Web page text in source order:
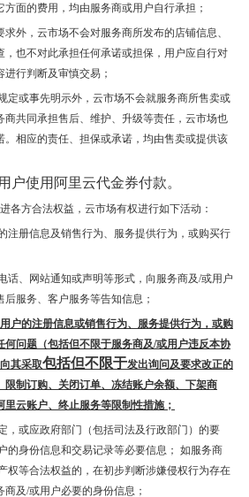
面的费用，均由服务商或用户自行承担；
求外，云市场不会对服务商所发布的店铺信息、
，也不对此承担任何承诺或担保，用户应自行对
行判断及审慎交易；
定或事先明示外，云市场不会就服务商所售卖或
商共同承担售后、维护、升级等责任，云市场也
。相应的责任、担保或承诺，均由售卖或提供该
户使用阿里云代金券付款。
各方合法权益，云市场有权进行如下活动：
注册信息及销售行为、服务提供行为，或购买行
话、网站通知或声明等形式，向服务商及/或用户
服务、客户服务等告知信息；
户的注册信息或销售行为、服务提供行为，或购
何问题（包括但不限于服务商及/或用户违反本协
其采取包括但不限于发出询问及要求改正的
限制订购、关闭订单、冻结账户余额、下架商
云账户、终止服务等限制性措施；
，或应政府部门（包括司法及行政部门）的要
的身份信息和交易记录等必要信息； 如服务商
权等合法权益的，在初步判断涉嫌侵权行为存在
及/或用户必要的身份信息；